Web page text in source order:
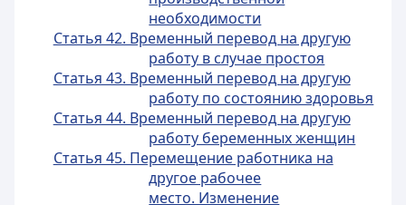
необходимости
Статья 42. Временный перевод на другую
работу в случае простоя
Статья 43. Временный перевод на другую
работу по состоянию здоровья
Статья 44. Временный перевод на другую
работу беременных женщин
Статья 45. Перемещение работника на
другое рабочее
место. Изменение